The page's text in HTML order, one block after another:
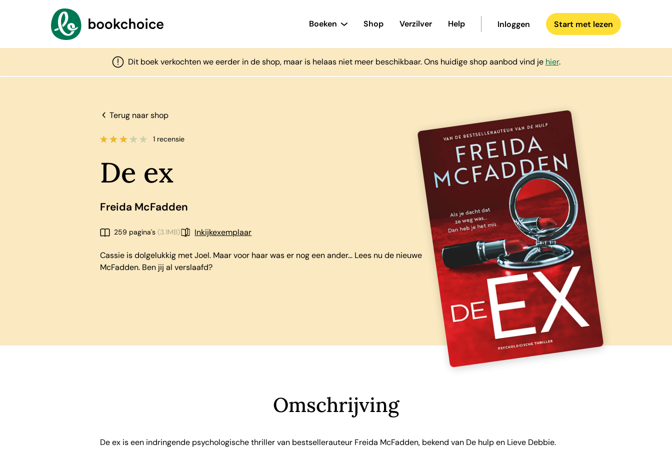
Boeken Shop Verzilver Help Inloggen Start met lezen
Dit boek verkochten we eerder in de shop, maar is helaas niet meer beschikbaar. Ons huidige shop aanbod vind je hier.
Terug naar shop
1 recensie
De ex
Freida McFadden
259 pagina's(3.1MB) Inkijkexemplaar
Cassie is dolgelukkig met Joel. Maar voor haar was er nog een ander… Lees nu de nieuwe
McFadden. Ben jij al verslaafd?
Omschrijving
De ex is een indringende psychologische thriller van bestsellerauteur Freida McFadden, bekend van De hulp en Lieve Debbie.